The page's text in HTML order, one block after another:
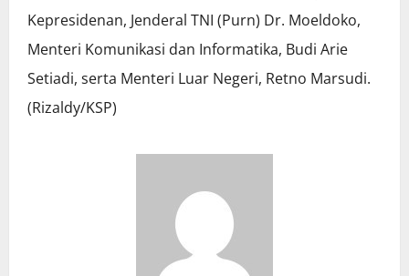
Kepresidenan, Jenderal TNI (Purn) Dr. Moeldoko,
Menteri Komunikasi dan Informatika, Budi Arie
Setiadi, serta Menteri Luar Negeri, Retno Marsudi.
(Rizaldy/KSP)